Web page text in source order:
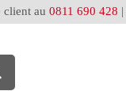
client au 0811 690 428 |